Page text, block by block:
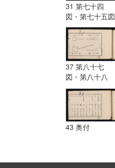
31 第七十四
図・第七十五図
37 第八十七
図・第八十八
図・第八十九
図・第九十図
43 奥付